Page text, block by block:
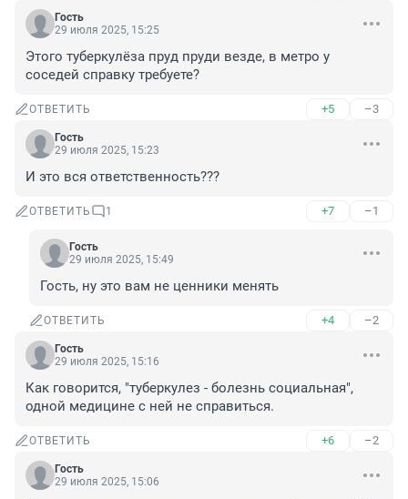
Гость
29 июля 2025, 15:25
Этого туберкулёза пруд пруди везде, в метро у
соседей справку требуете?
ОТВЕТИТЬ +5 –3
Гость
29 июля 2025, 15:23
И это вся ответственность???
ОТВЕТИТЬ 1 +7 –1
Гость
29 июля 2025, 15:49
Гость, ну это вам не ценники менять
ОТВЕТИТЬ +4 –2
Гость
29 июля 2025, 15:16
Как говорится, "туберкулез - болезнь социальная",
одной медицине с ней не справиться.
ОТВЕТИТЬ +6 –2
Гость
29 июля 2025, 15:06